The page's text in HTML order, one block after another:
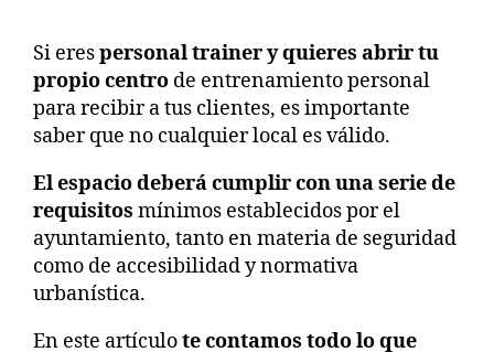
Si erespersonal trainer y quieres abrir tu
propio centro de entrenamiento personal
para recibir a tus clientes, es importante
saber que no cualquier local es válido.
El espacio deberá cumplir con una serie de
requisitos mínimos establecidos por el
ayuntamiento, tanto en materia de seguridad
como de accesibilidad y normativa
urbanística.
En este artículote contamos todo lo que